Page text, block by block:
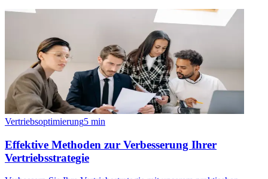
Vertriebsoptimierung5 min
Effektive Methoden zur Verbesserung Ihrer
Vertriebsstrategie